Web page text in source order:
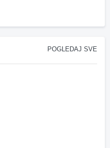
POGLEDAJ SVE